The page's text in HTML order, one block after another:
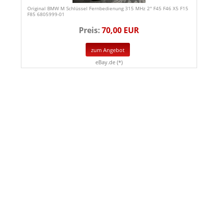
Original BMW M Schlüssel Fernbedienung 315 MHz 2'' F45 F46 X5 F15
F85 6805999-01
Preis:70,00 EUR
zum Angebot
eBay.de (*)